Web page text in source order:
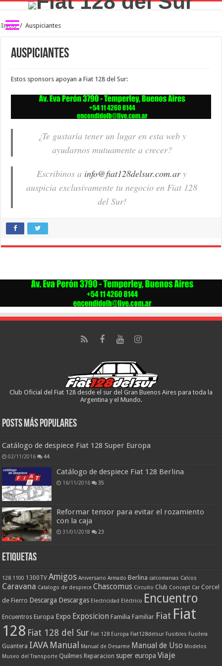
Inicio / Auspiciantes
Auspiciantes
Estos sponsors apoyan a Fiat 128 del Sur:
¿Te gustaría tener un lugar en esta web y
ayudarnos mutuamente a crecer?
Escribinos a info@fiat128delsur.com.ary
auspicia exclusivamente tu negocio en Fiat 128
del Sur!
Club Oficial del Fiat 128 desde el sur del Gran Buenos Aires para toda la
Argentina y el Mundo.
Posts más populares
Catálogo de despiece Fiat 128 Super Europa
02/11/2016 44
Catálogo de despiece Fiat 128 Berlina
16/11/2016 35
Reformar tensor para evitar el rozamiento
con la caja
31/01/2018 23
ETIQUETAS
128 1100 1300TV Amigos Aniversario Armado Berlina calcomanias Calcos
Caravana Catalogo de despiece Chascomus Circuito Club Concept Car Corcel
de Fierro Descarga Descargas Electricidad Eléctrico Encuentro
Encuentros Europa Expo Exposicion Familia Familiar Fiat Fiat
128 Fiat 128 del Sur Fiat 128 Europa Fiat128delsur Fusibles Fusilera
Guantera IAVA Manual Manual de Desarme Manual de Uso Modelos
Museo del Transporte Quilmes Reparacion super europa Viaje